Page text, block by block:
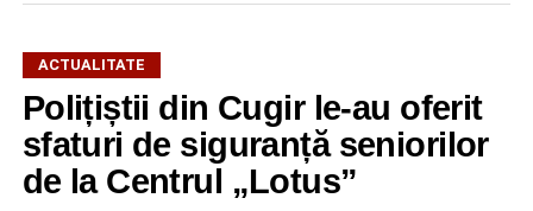
și aici bugetele sunt ale firmelor. Foarte mulți dintre
foarte mult pentru că eu nu am început niciodată un
proiect, o comandă, din ziua în care mi s-a dat, ci am
început planificarea livrării din ziua în care trebuia să
încep producția. Lucrul acesta mi-a dat întotdeuna succes.
ACTUALITATE
Polițiștii din Cugir le-au oferit
sfaturi de siguranță seniorilor
de la Centrul „Lotus”